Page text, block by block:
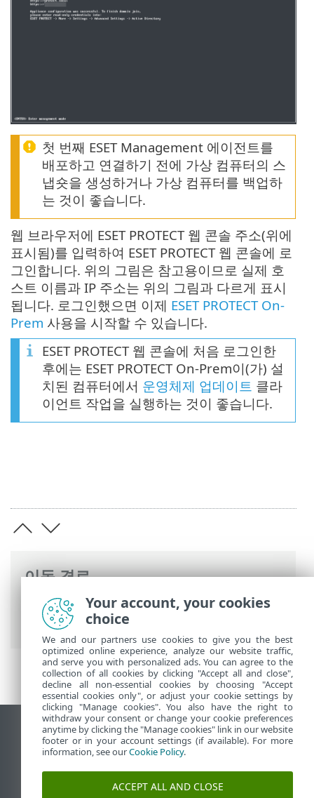
이동 경로
ESET 온라인 도움말>ESET PROTECT On-
Prem>시작
첫 번째 ESET Management 에이전트를
배포하고 연결하기 전에 가상 컴퓨터의 스
냅숏을 생성하거나 가상 컴퓨터를 백업하
는 것이 좋습니다.
웹 브라우저에 ESET PROTECT 웹 콘솔 주소(위에
표시됨)를 입력하여 ESET PROTECT 웹 콘솔에 로
그인합니다. 위의 그림은 참고용이므로 실제 호
스트 이름과 IP 주소는 위의 그림과 다르게 표시
됩니다. 로그인했으면 이제 ESET PROTECT On-
Prem 사용을 시작할 수 있습니다.
ESET PROTECT 웹 콘솔에 처음 로그인한
후에는 ESET PROTECT On-Prem이(가) 설
치된 컴퓨터에서 운영체제 업데이트 클라
이언트 작업을 실행하는 것이 좋습니다.
데스크톱 사이트 보기
End of Life
ESET 지식 베이스
Your account, your cookies
choice
We and our partners use cookies to give you the best
optimized online experience, analyze our website traffic,
and serve you with personalized ads. You can agree to the
collection of all cookies by clicking "Accept all and close",
decline all non-essential cookies by choosing "Accept
essential cookies only", or adjust your cookie settings by
clicking "Manage cookies". You also have the right to
withdraw your consent or change your cookie preferences
anytime by clicking the "Manage cookies" link in our website
footer or in your account settings (if available). For more
information, see ourCookie Policy.
ACCEPT ALL AND CLOSE